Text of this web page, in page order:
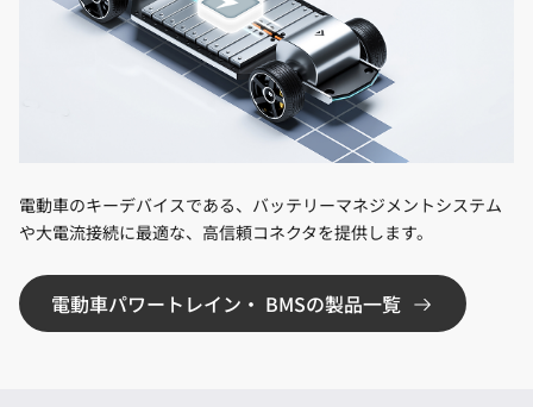
電動車のキーデバイスである、バッテリーマネジメントシステム
や大電流接続に最適な、高信頼コネクタを提供します。
電動車パワートレイン・ BMSの製品一覧